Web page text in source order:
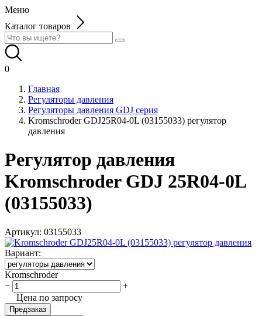
Меню
Каталог товаров
0
Главная
Регуляторы давления
Регуляторы давления GDJ серия
Kromschroder GDJ25R04-0L (03155033) регулятор
давления
Регулятор давления
Kromschroder GDJ 25R04-0L
(03155033)
Артикул: 03155033
Вариант:
Kromschroder
−
+
Цена по запросу
Предзаказ